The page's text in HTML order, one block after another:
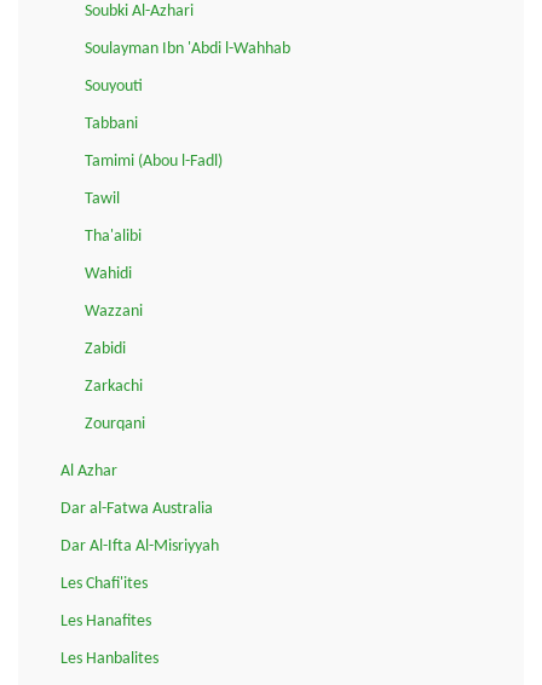
Soubki Al-Azhari
Soulayman Ibn 'Abdi l-Wahhab
Souyouti
Tabbani
Tamimi (Abou l-Fadl)
Tawil
Tha'alibi
Wahidi
Wazzani
Zabidi
Zarkachi
Zourqani
Al Azhar
Dar al-Fatwa Australia
Dar Al-Ifta Al-Misriyyah
Les Chafi'ites
Les Hanafites
Les Hanbalites